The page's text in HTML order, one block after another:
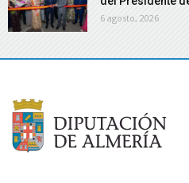
6 agosto, 2026